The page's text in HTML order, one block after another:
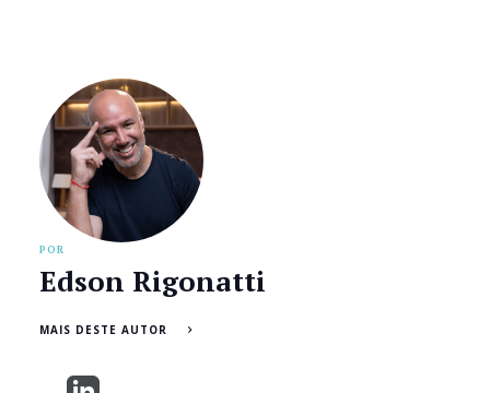
POR
Edson Rigonatti
MAIS DESTE AUTOR